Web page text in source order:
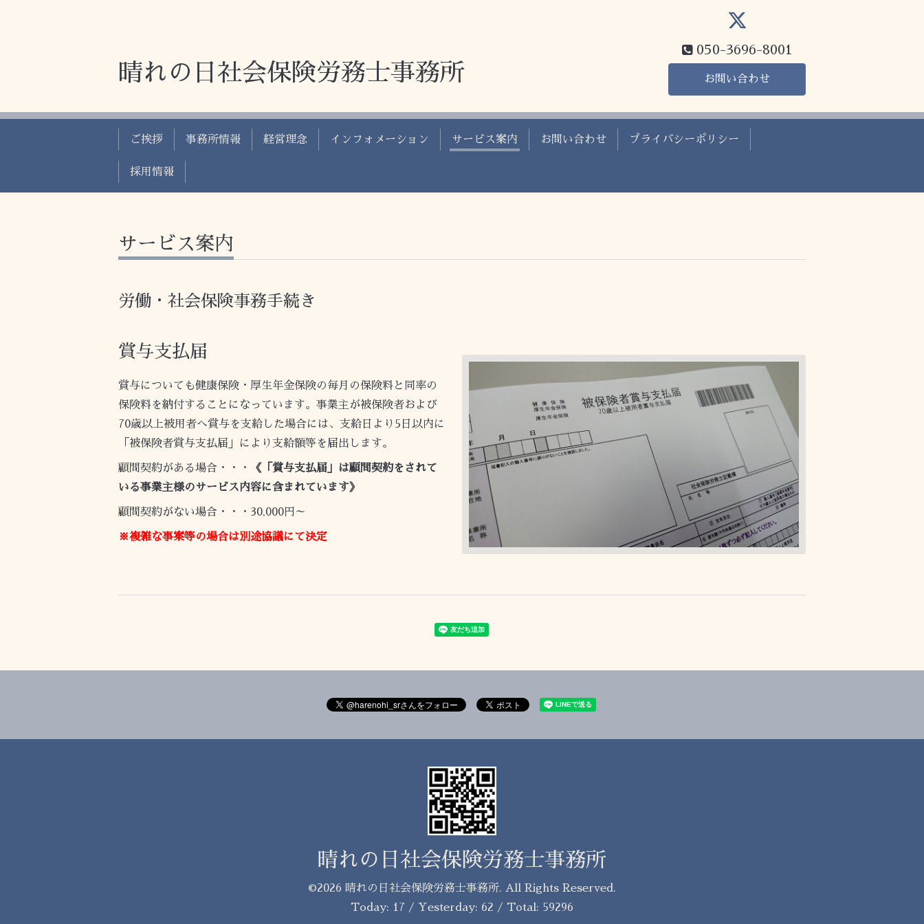
晴れの日社会保険労務士事務所
050-3696-8001
お問い合わせ
ご挨拶 事務所情報 経営理念 インフォメーション サービス案内 お問い合わせ プライバシーポリシー
採用情報
サービス案内
労働・社会保険事務手続き
賞与支払届
賞与についても健康保険・厚生年金保険の毎月の保険料と同率の
保険料を納付することになっています。事業主が被保険者および
70歳以上被用者へ賞与を支給した場合には、支給日より 5 日以内に
「被保険者賞与支払届」により支給額等を届出します。
顧問契約がある場合・・・ 《「賞与支払届 」は顧問契約をされて
いる事業主様のサービス内容に含まれています》
顧問契約がない場合・・・30,000円～
※複雑な事案等の場合は別途協議にて決定
晴れの日社会保険労務士事務所
©2026 晴れの日社会保険労務士事務所. All Rights Reserved.
Today: 17 / Yesterday: 62 / Total: 59296